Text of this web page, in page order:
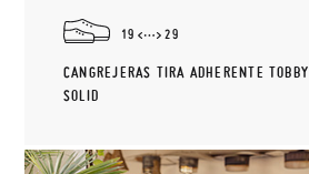
19 29
CANGREJERAS TIRA ADHERENTE TOBBY
SOLID